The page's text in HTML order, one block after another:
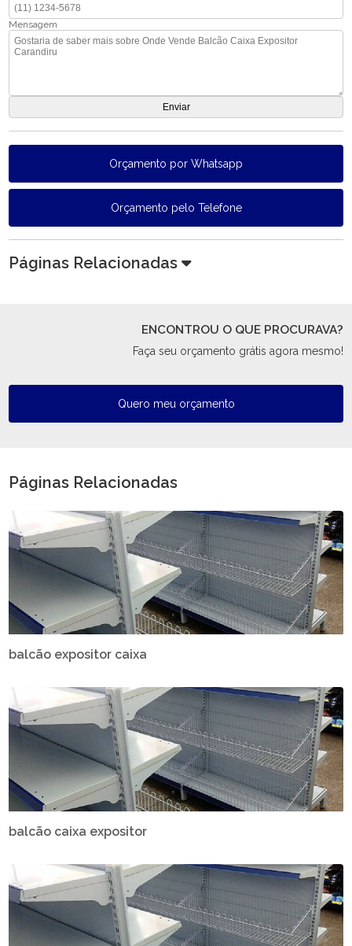
Mensagem
Orçamento por Whatsapp
Orçamento pelo Telefone
Páginas Relacionadas
ENCONTROU O QUE PROCURAVA?
Faça seu orçamento grátis agora mesmo!
Quero meu orçamento
Páginas Relacionadas
balcão expositor caixa
balcão caixa expositor